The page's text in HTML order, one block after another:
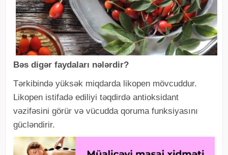
Bəs digər faydaları nələrdir?
Tərkibində yüksək miqdarda likopen mövcuddur.
Likopen istifadə ediliyi təqdirdə antioksidant
vəzifəsini görür və vücudda qoruma funksiyasını
gücləndirir.